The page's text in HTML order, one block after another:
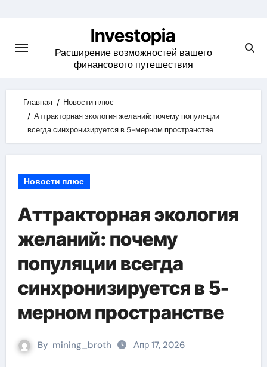
content
Investopia
Расширение возможностей вашего
финансового путешествия
Главная
Новости плюс
Аттракторная экология желаний: почему популяции
всегда синхронизируется в 5-мерном пространстве
Новости плюс
Аттракторная экология
желаний: почему
популяции всегда
синхронизируется в 5-
мерном пространстве
By mining_broth Апр 17, 2026